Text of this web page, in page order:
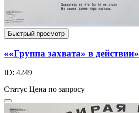
Быстрый просмотр
««Группа захвата» в действии»
ID: 4249
Статус Цена по запросу